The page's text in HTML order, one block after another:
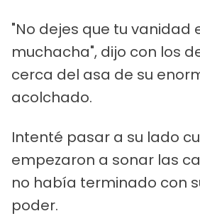
"No dejes que tu vanidad
muchacha", dijo con los
cerca del asa de su
acolchado.
Intenté pasar a su lado
empezaron a sonar las
no había terminado con
poder.